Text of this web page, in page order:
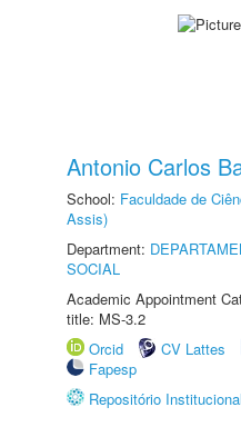
Antonio Carlos
School: Faculdade de
Assis)
Department:
SOCIAL
Academic Appointment
title: MS-3.2
Orcid
CV Lattes
Fapesp
Repositório